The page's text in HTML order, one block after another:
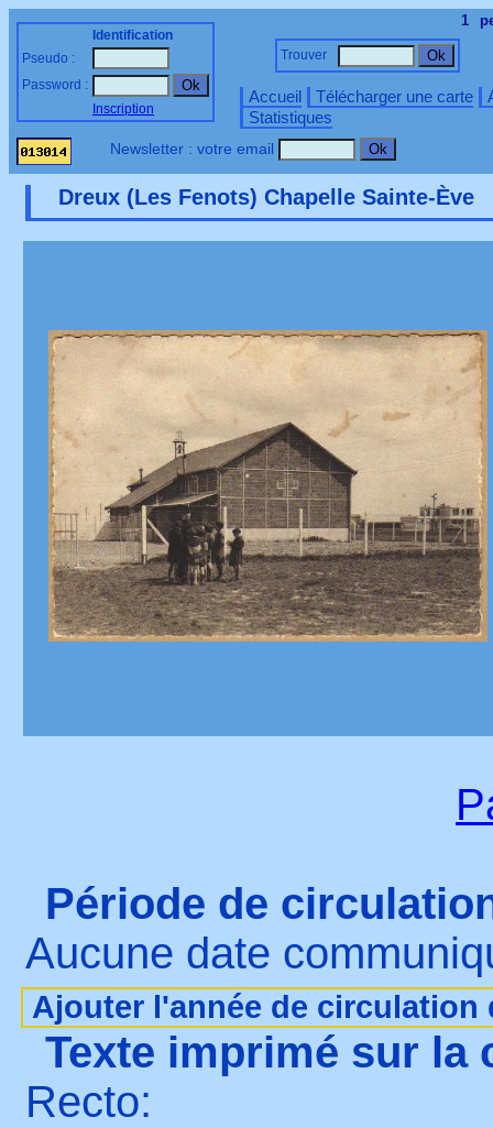
1
Accueil Télécharger une carte
Statistiques
Identification
Pseudo :
Password :
Inscription
Trouver
Newsletter : votre email
Dreux (Les Fenots) Chapelle Sainte-Ève
Période de
Aucune date
Ajouter l'année de circulation
Texte imprimé sur la
Recto: